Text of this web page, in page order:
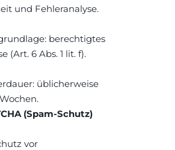
und Fehleranalyse.
berechtigtes
(Art. 6 Abs. 1 lit. f).
üblicherweise
(Spam-Schutz)
vor